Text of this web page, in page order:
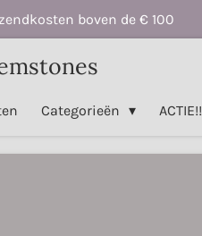
boven de € 100
Categorieën ACTIE!!